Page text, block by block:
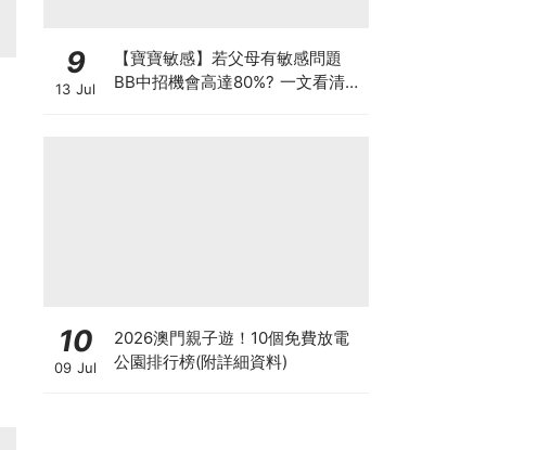
9
13 Jul
【寶寶敏感】若父母有敏感問題
BB中招機會高達80%? 一文看清預
10
09 Jul
2026澳門親子遊！10個免費放電
公園排行榜(附詳細資料)